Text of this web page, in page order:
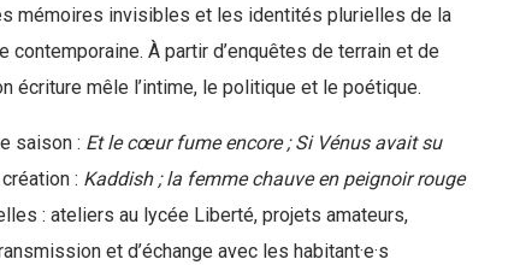
mémoires invisibles et les identités plurielles de la
contemporaine. À partir d’enquêtes de terrain et de
écriture mêle l’intime, le politique et le poétique.
saison : Et le cœur fume encore ; Si Vénus avait su
: Kaddish ; la femme chauve en peignoir rouge
: ateliers au lycée Liberté, projets amateurs,
et d’échange avec les habitant·e·s